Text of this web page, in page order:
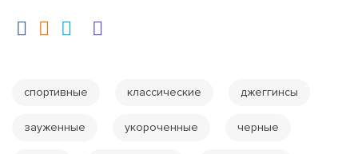
спортивные классические джеггинсы
зауженные укороченные черные